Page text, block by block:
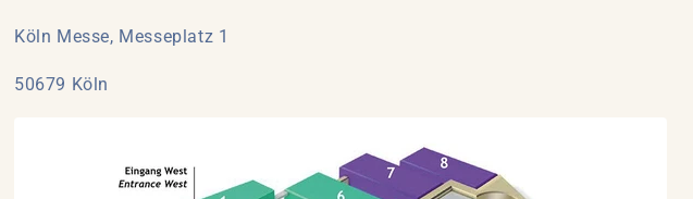
Köln Messe, Messeplatz 1
50679 Köln